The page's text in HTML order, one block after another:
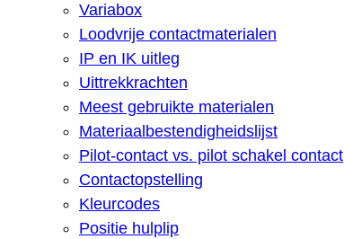
Variabox
Loodvrije contactmaterialen
IP en IK uitleg
Uittrekkrachten
Meest gebruikte materialen
Materiaalbestendigheidslijst
Pilot-contact vs. pilot schakel contact
Contactopstelling
Kleurcodes
Positie hulplip